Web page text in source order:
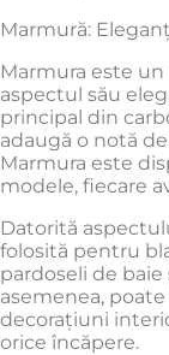
Marmură:
Marmura este
aspectul său
principal din
adaugă o notă
Marmura este
modele, fiecare
Datorită
folosită pentru
pardoseli de
asemenea,
decorațiuni
orice încăpere.